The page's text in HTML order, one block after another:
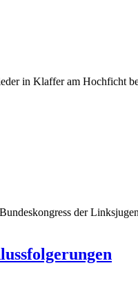
in Klaffer am Hochficht
der